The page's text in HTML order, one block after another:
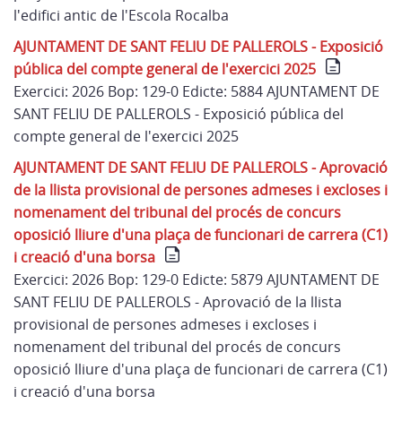
l'edifici antic de l'Escola Rocalba
AJUNTAMENT DE SANT FELIU DE PALLEROLS - Exposició
pública del compte general de l'exercici 2025
Exercici: 2026 Bop: 129-0 Edicte: 5884 AJUNTAMENT DE
SANT FELIU DE PALLEROLS - Exposició pública del
compte general de l'exercici 2025
AJUNTAMENT DE SANT FELIU DE PALLEROLS - Aprovació
de la llista provisional de persones admeses i excloses i
nomenament del tribunal del procés de concurs
oposició lliure d'una plaça de funcionari de carrera (C1)
i creació d'una borsa
Exercici: 2026 Bop: 129-0 Edicte: 5879 AJUNTAMENT DE
SANT FELIU DE PALLEROLS - Aprovació de la llista
provisional de persones admeses i excloses i
nomenament del tribunal del procés de concurs
oposició lliure d'una plaça de funcionari de carrera (C1)
i creació d'una borsa